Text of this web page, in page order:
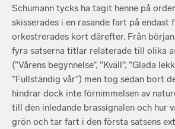
Schumann tycks ha tagit henne på
skisserades i en rasande fart på endast
orkestrerades kort därefter. Från
fyra satserna titlar relaterade till olika
(”Vårens begynnelse”, ”Kväll”, ”Glada
”Fullständig vår”) men tog sedan bort
hindrar dock inte förnimmelsen av
till den inledande brassignalen och hur
grön och tar fart i den första satsens